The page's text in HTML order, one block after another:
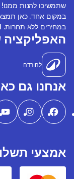
שתמשיכו להנות ממנו!
במקום אחד. כאן
במחירים ללא תחרות. DECATHLON. עושים ספורט יחד!
האפליקציה
להורדה
אנחנו גם
אמצעי